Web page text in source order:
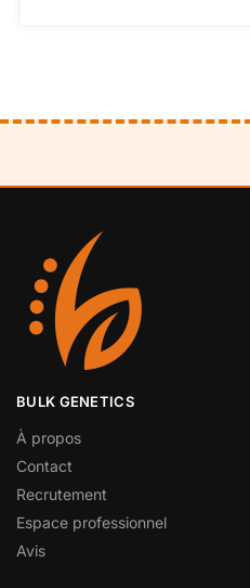
BULK GENETICS
À propos
Contact
Recrutement
Espace professionnel
Avis